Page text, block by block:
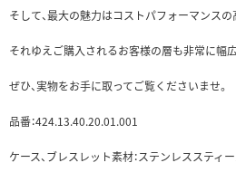
そして、最大の魅力はコストパフォーマンスの
それゆえご購入されるお客様の層も非常に幅
ぜひ、実物をお手に取ってご覧くださいませ。
品番：424.13.40.20.01.001
ケース、ブレスレット素材：ステンレススティ